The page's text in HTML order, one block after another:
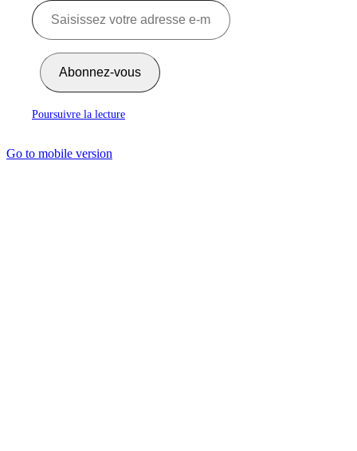
Abonnez-vous
Poursuivre la lecture
Go to mobile version